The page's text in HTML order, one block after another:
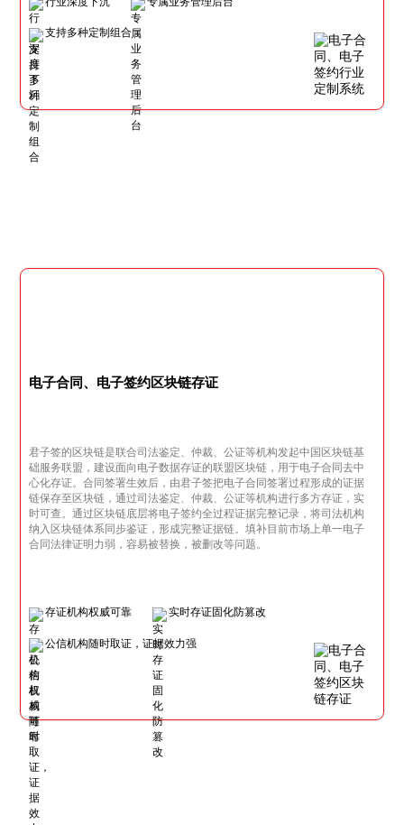
支持多种定制组合
电子合同、电子签约区块链存证
君子签的区块链是联合司法鉴定、仲裁、公证等机构发起中国区块链基
础服务联盟，建设面向电子数据存证的联盟区块链，用于电子合同去中
心化存证。合同签署生效后，由君子签把电子合同签署过程形成的证据
链保存至区块链，通过司法鉴定、仲裁、公证等机构进行多方存证，实
时可查。通过区块链底层将电子签约全过程证据完整记录，将司法机构
纳入区块链体系同步鉴证，形成完整证据链。填补目前市场上单一电子
合同法律证明力弱，容易被替换，被删改等问题。
存证机构权威可靠 实时存证固化防篡改
公信机构随时取证，证据效力强